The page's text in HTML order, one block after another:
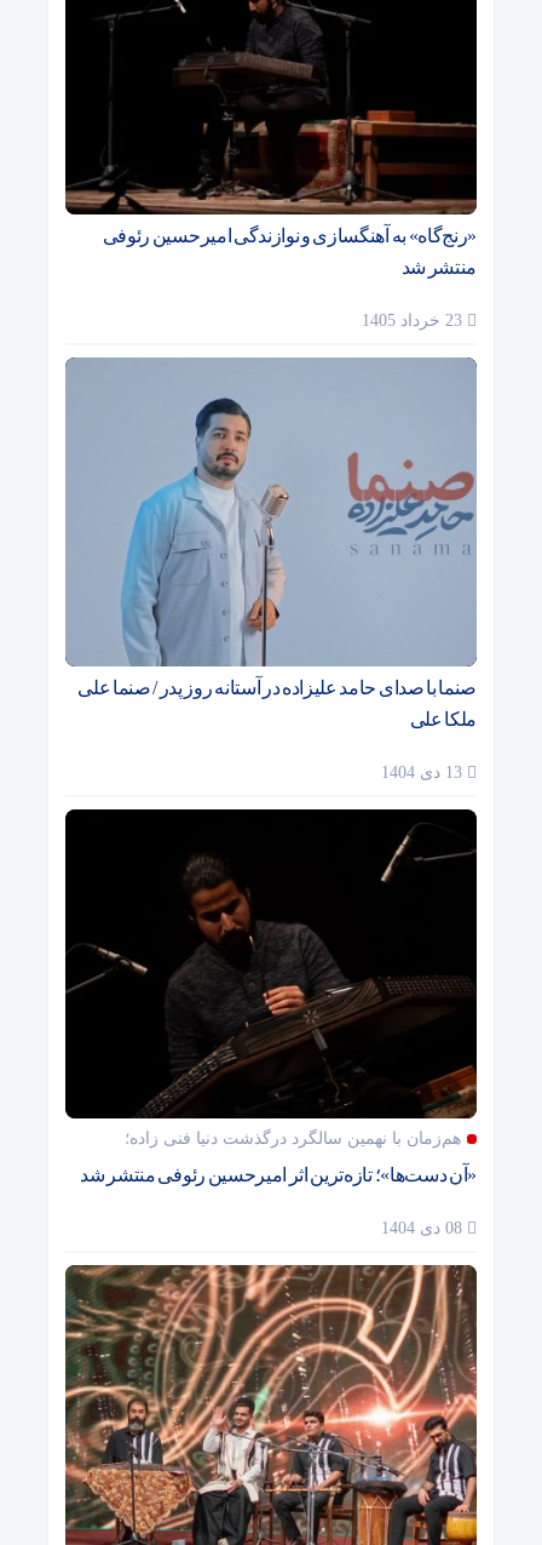
«رنج‌گاه» به آهنگسازی و نوازندگی امیرحسین رئوفی
منتشر شد
صنما با صدای حامد علیزاده در آستانه روز پدر / صنما علی
ملکا علی
هم‌زمان با نهمین سالگرد درگذشت دنیا فنی زاده؛
«آن دست‌ها»؛ تازه‌ترین اثر امیرحسین رئوفی منتشر شد